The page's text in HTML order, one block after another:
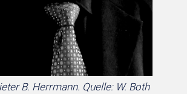
B. Herrmann. Quelle: W. Both